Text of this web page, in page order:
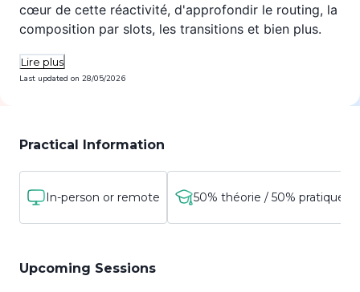
cœur de cette réactivité, d'approfondir le routing, la
composition par slots, les transitions et bien plus.
Lire plus
Last updated on 28/05/2026
Practical Information
In-person or remote 50% théorie / 50% pratique
Upcoming Sessions